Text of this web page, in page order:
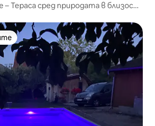
– Тераса сред природата в близост